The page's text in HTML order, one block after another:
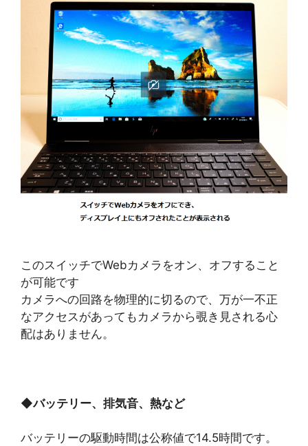
このスイッチでWebカメラをオン、オフすること
が可能です
カメラへの回路を物理的に切るので、万が一不正
なアクセスがあってもカメラから覗き見される心
配はありません。
◆バッテリー、排気音、熱など
バッテリーの駆動時間は公称値で14.5時間です。